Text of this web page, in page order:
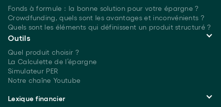
Fonds à formule : la bonne solution pour votre épargne ?
Crowdfunding, quels sont les avantages et inconvénients ?
Quels sont les éléments qui définissent un produit structuré ?
Outils
Quel produit choisir ?
La Calculette de l’épargne
Simulateur PER
Notre chaîne Youtube
Lexique financier